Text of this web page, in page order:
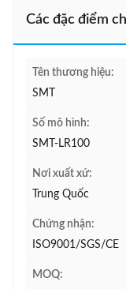
Các đặc điểm
Tên thương hiệu:
SMT
Số mô hình:
SMT-LR100
Nơi xuất xứ:
Trung Quốc
Chứng nhận:
ISO9001/SGS/CE
MOQ: